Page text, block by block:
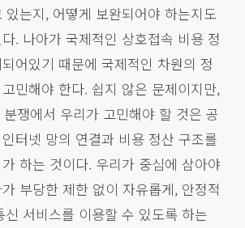
있는지, 어떻게 보완되어야 하는지도
. 나아가 국제적인 상호접속 비용 정
어있기 때문에 국제적인 차원의 정
민해야 한다. 쉽지 않은 문제이지만,
쟁에서 우리가 고민해야 할 것은 공
터넷 망의 연결과 비용 정산 구조를
하는 것이다. 우리가 중심에 삼아야
부당한 제한 없이 자유롭게, 안정적
신 서비스를 이용할 수 있도록 하는